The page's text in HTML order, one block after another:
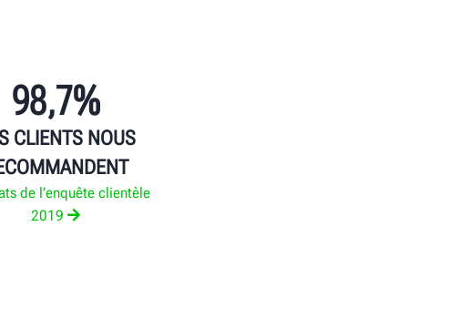
98,7%
CLIENTS NOUS
de l’enquête clientèle
2019